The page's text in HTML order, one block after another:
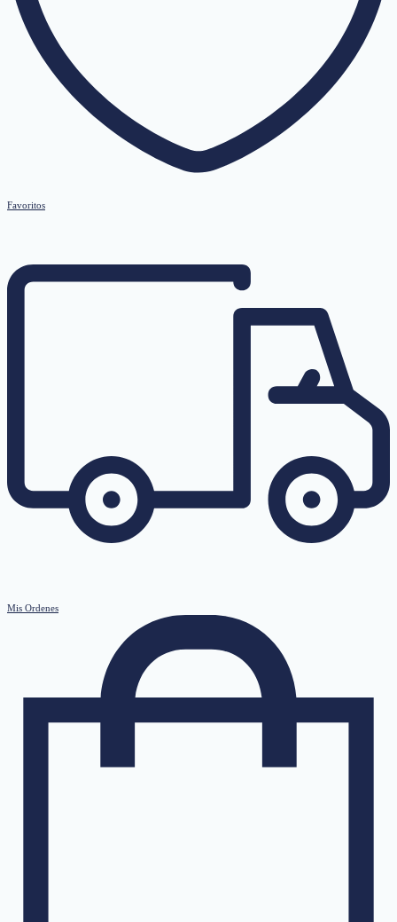
Favoritos
Mis Ordenes